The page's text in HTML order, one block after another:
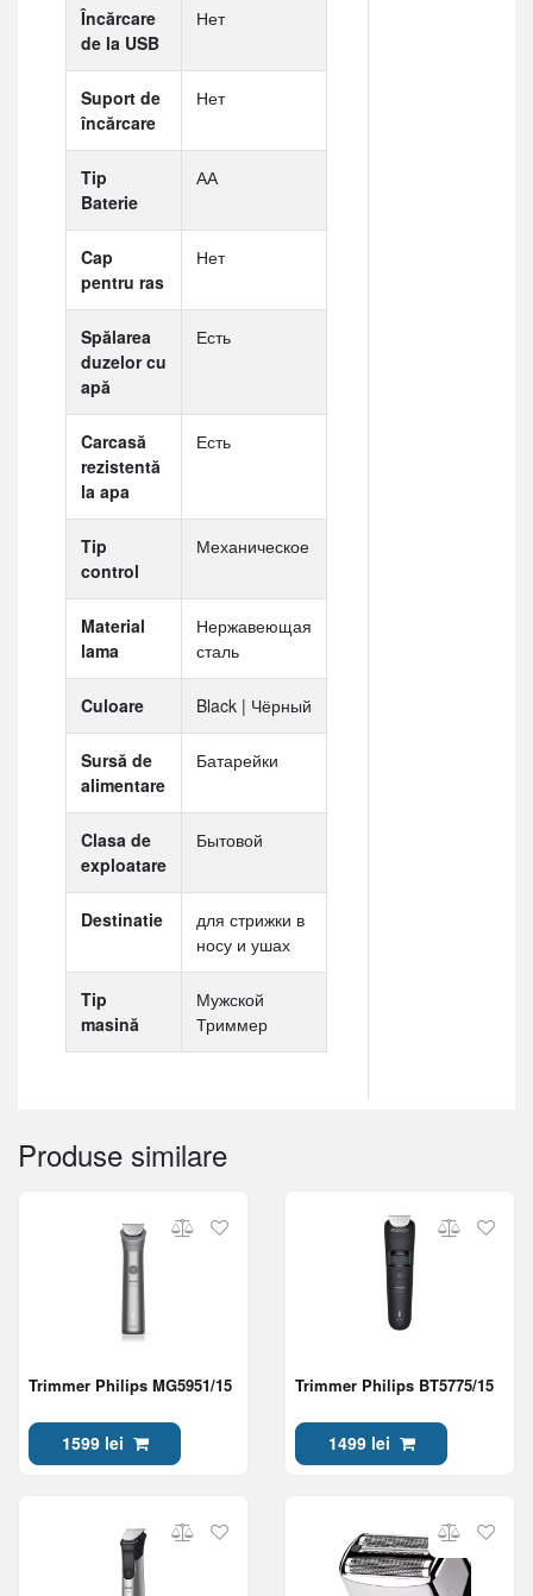
Încărcare
de la USB
Нет
Suport de
încărcare
Нет
Tip
Baterie
АА
Cap
pentru ras
Нет
Spălarea
duzelor cu
apă
Есть
Carcasă
rezistentă
la apa
Есть
Tip
control
Механическое
Material
lama
Нержавеющая
сталь
Culoare Black | Чёрный
Sursă de
alimentare
Батарейки
Clasa de
exploatare
Бытовой
Destinatie
для стрижки в
носу и ушах
Tip
masină
Мужской
Триммер
Produse similare
Trimmer Philips MG5951/15
1599 lei
Trimmer Philips BT5775/15
1499 lei